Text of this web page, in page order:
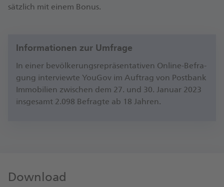
sätz­lich mit ei­nem Bo­nus.
Informationen zur Umfrage
In ei­ner be­völ­ke­rungs­re­prä­sen­ta­ti­ven On­line-Be­fra­
gung in­ter­view­te You­Gov im Auf­trag von Post­bank
Im­mo­bi­li­en zwi­schen dem 27. und 30. Ja­nu­ar 2023
ins­ge­samt 2.098 Be­frag­te ab 18 Jah­ren.
Download